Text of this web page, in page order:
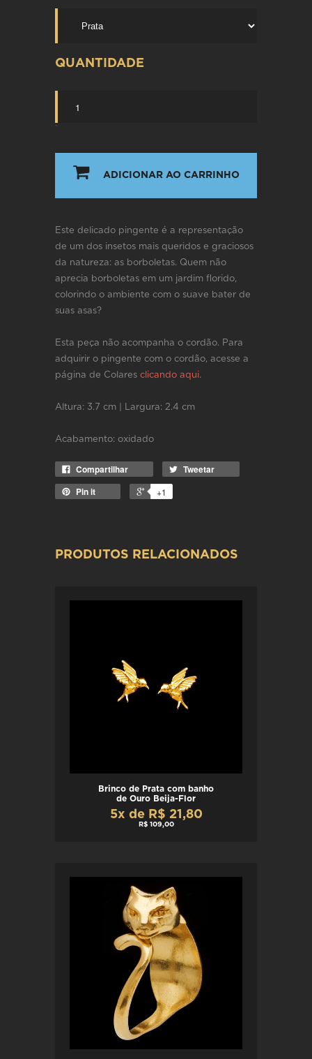
QUANTIDADE
`
ADICIONAR AO CARRINHO
Este delicado pingente é a representação
de um dos insetos mais queridos e graciosos
da natureza: as borboletas. Quem não
aprecia borboletas em um jardim florido,
colorindo o ambiente com o suave bater de
suas asas?
Esta peça não acompanha o cordão. Para
adquirir o pingente com o cordão, acesse a
página de Colares clicando aqui.
Altura: 3.7 cm | Largura: 2.4 cm
Acabamento: oxidado
Compartilhar
Tweetar
Pin it
+1
PRODUTOS RELACIONADOS
Brinco de Prata com banho
de Ouro Beija-Flor
5x de R$ 21,80
R$ 109,00